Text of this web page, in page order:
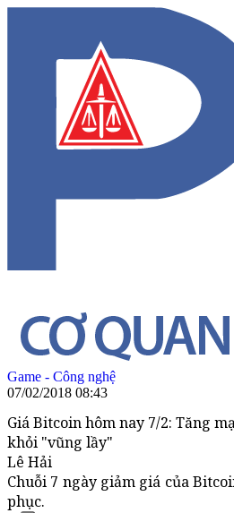
Game - Công nghệ
07/02/2018 08:43
Giá Bitcoin hôm nay 7/2: Tăng
khỏi "vũng lầy"
Lê Hải
Chuỗi 7 ngày giảm giá của
phục.